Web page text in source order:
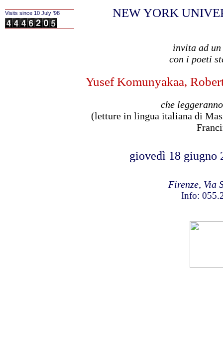
Visits since 10 July '98 NEW YORK
invita ad
con i poeti
Yusef Komunyakaa,
che
(letture in lingua italiana di
giovedì 18 giugno
Firenze, Via
Info: